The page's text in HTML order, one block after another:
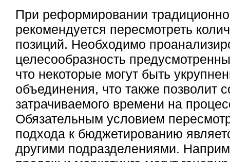
При реформировании
рекомендуется пересмотреть
позиций. Необходимо
целесообразность
что некоторые могут быть
объединения, что также позволит
затрачиваемого времени на
Обязательным условием
подхода к бюджетированию
другими подразделениями.